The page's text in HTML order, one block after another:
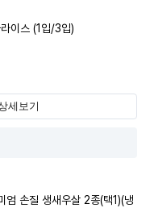
이스 (1입/3입)
세보기
손질 생새우살 2종(택1)(냉